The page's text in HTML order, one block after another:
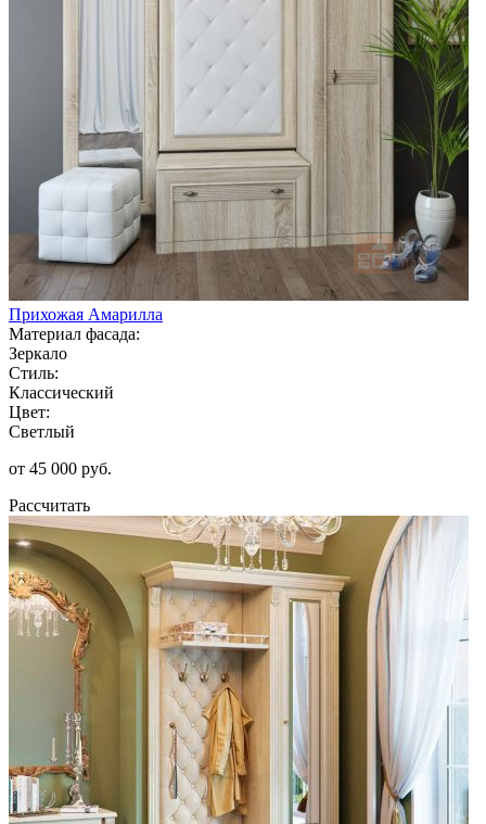
Прихожая Амарилла
Материал фасада:
Зеркало
Стиль:
Классический
Цвет:
Светлый
от 45 000 руб.
Рассчитать